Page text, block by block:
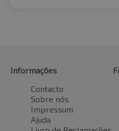
Informações
Contacto
Sobre nós
Impressum
Ajuda